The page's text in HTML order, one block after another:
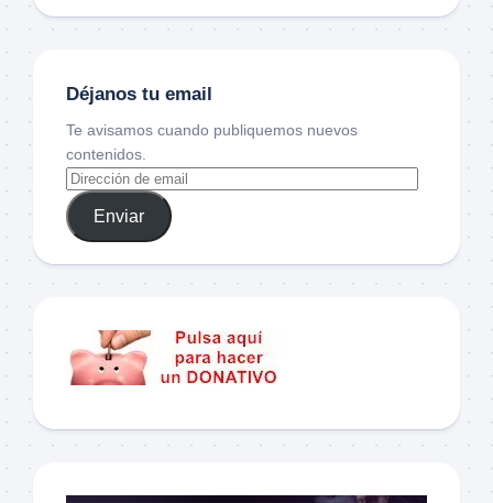
Déjanos tu email
Te avisamos cuando publiquemos nuevos
contenidos.
Enviar